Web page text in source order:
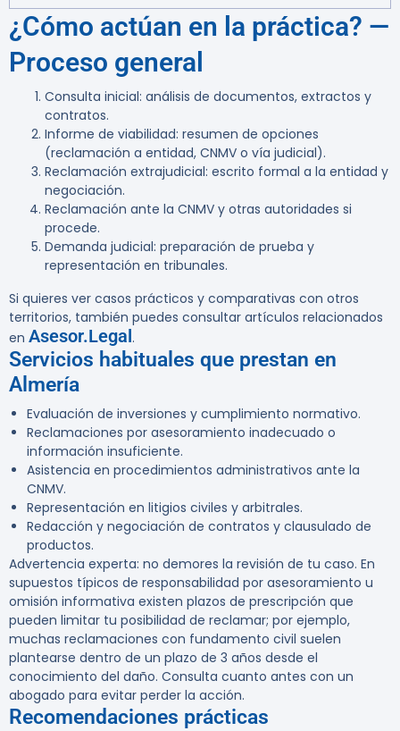
¿Cómo actúan en la práctica? —
Proceso general
Consulta inicial: análisis de documentos, extractos y
contratos.
Informe de viabilidad: resumen de opciones
(reclamación a entidad, CNMV o vía judicial).
Reclamación extrajudicial: escrito formal a la entidad y
negociación.
Reclamación ante la CNMV y otras autoridades si
procede.
Demanda judicial: preparación de prueba y
representación en tribunales.
Si quieres ver casos prácticos y comparativas con otros
territorios, también puedes consultar artículos relacionados
en Asesor.Legal.
Servicios habituales que prestan en
Almería
Evaluación de inversiones y cumplimiento normativo.
Reclamaciones por asesoramiento inadecuado o
información insuficiente.
Asistencia en procedimientos administrativos ante la
CNMV.
Representación en litigios civiles y arbitrales.
Redacción y negociación de contratos y clausulado de
productos.
Advertencia experta: no demores la revisión de tu caso. En
supuestos típicos de responsabilidad por asesoramiento u
omisión informativa existen plazos de prescripción que
pueden limitar tu posibilidad de reclamar; por ejemplo,
muchas reclamaciones con fundamento civil suelen
plantearse dentro de un plazo de 3 años desde el
conocimiento del daño. Consulta cuanto antes con un
abogado para evitar perder la acción.
Recomendaciones prácticas